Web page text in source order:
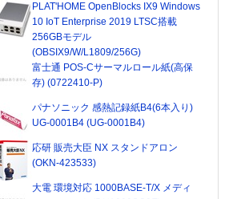
PLAT'HOME OpenBlocks IX9 Windows
10 IoT Enterprise 2019 LTSC搭載
256GBモデル
(OBSIX9/W/L1809/256G)
富士通 POS-Cサーマルロール紙(高保
存) (0722410-P)
パナソニック 感熱記録紙B4(6本入り)
UG-0001B4 (UG-0001B4)
応研 販売大臣 NX スタンドアロン
(OKN-423533)
大電 環境対応 1000BASE-T/X メディ